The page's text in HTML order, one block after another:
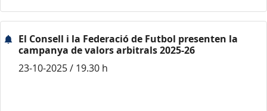
El Consell i la Federació de Futbol presenten la
campanya de valors arbitrals 2025-26
23-10-2025 / 19.30 h